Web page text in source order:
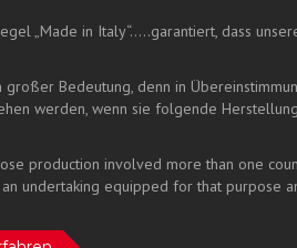
„Made in Italy“.....garantiert, dass
großer Bedeutung, denn in
werden, wenn sie folgende
production involved more than one
undertaking equipped for that purpose